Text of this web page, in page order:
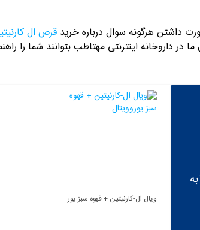
داشتن هرگونه سوال درباره خرید قرص ال
ما در داروخانه اینترنتی مهتاطب بتوانند شما را
ویال ال-کارنیتین + قهوه سبز یوروویتال